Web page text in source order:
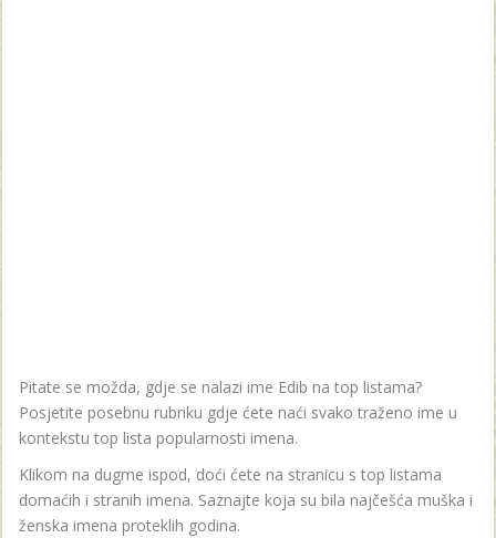
Pitate se možda, gdje se nalazi ime Edib na top listama?
Posjetite posebnu rubriku gdje ćete naći svako traženo ime u
kontekstu top lista popularnosti imena.
Klikom na dugme ispod, doći ćete na stranicu s top listama
domaćih i stranih imena. Saznajte koja su bila najčešća muška i
ženska imena proteklih godina.